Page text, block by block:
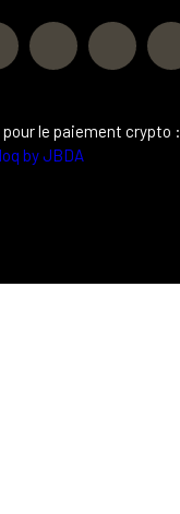
pour le paiement crypto :